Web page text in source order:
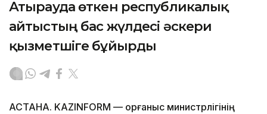
Атырауда өткен республикалық
айтыстың бас жүлдесі әскери
қызметшіге бұйырды
АСТАНА. KAZINFORM — Қорғаныс министрлігінің